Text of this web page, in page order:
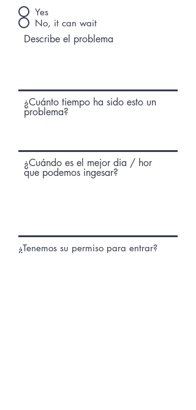
Yes
No, it can wait
Describe el problema
¿Cuánto tiempo ha sido esto un
problema?
¿Cuándo es el mejor dia / hor
que podemos ingesar?
¿Tenemos su permiso para entrar?